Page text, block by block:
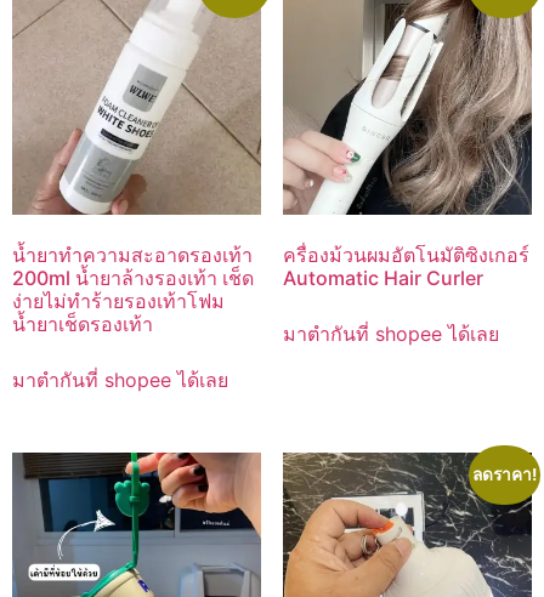
น้ำยาทำความสะอาดรองเท้า
200ml น้ำยาล้างรองเท้า เช็ด
ง่ายไม่ทำร้ายรองเท้าโฟม
น้ำยาเช็ดรองเท้า
มาตำกันที่ shopee ได้เลย
ครื่องม้วนผมอัตโนมัติซิงเกอร์
Automatic Hair Curler
มาตำกันที่ shopee ได้เลย
ลดราคา!